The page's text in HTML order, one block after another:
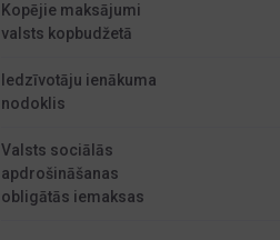
Kopējie maksājumi
valsts kopbudžetā
Iedzīvotāju ienākuma
nodoklis
Valsts sociālās
apdrošināšanas
obligātās iemaksas